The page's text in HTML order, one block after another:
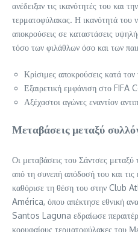
ανέδειξαν τις ικανότητές του και
τερματοφύλακας. Η ικανότητά του
αποκρούσεις σε καταστάσεις
τόσο των φιλάθλων όσο και των
Κρίσιμες αποκρούσεις κατά
Εξαιρετική εμφάνιση στο
Αξέχαστοι αγώνες εναντίον
Μεταβάσεις μεταξύ
Οι μεταβάσεις του Σάντσες
από τη συνεπή απόδοσή του και τις
καθόρισε τη θέση του στην Club
América, όπου απέκτησε εθνική
Santos Laguna εδραίωσε
κορυφαίους τερματοφύλακες του